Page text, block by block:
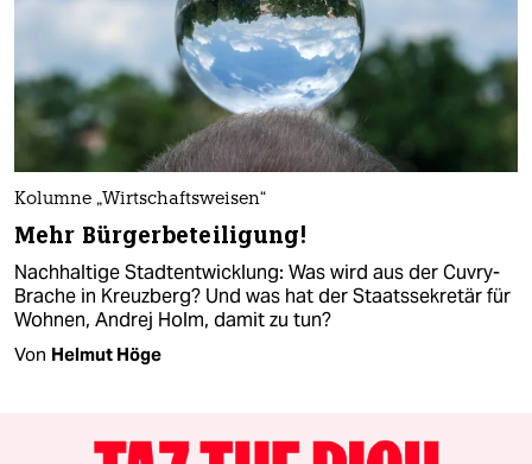
Kolumne „Wirtschaftsweisen“
Mehr Bürgerbeteiligung!
Nachhaltige Stadtentwicklung: Was wird aus der Cuvry-
Brache in Kreuzberg? Und was hat der Staatssekretär für
Wohnen, Andrej Holm, damit zu tun?
Von Helmut Höge